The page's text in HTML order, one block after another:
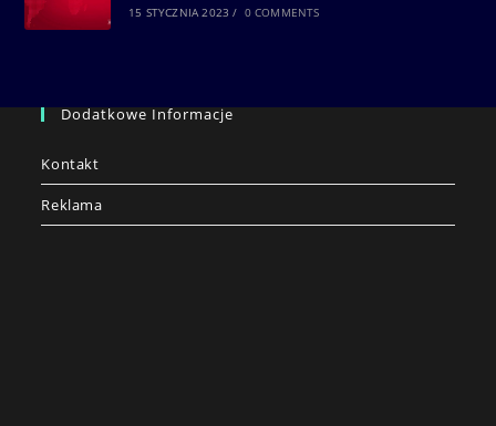
15 STYCZNIA 2023 / 0 COMMENTS
Dodatkowe Informacje
Kontakt
Reklama